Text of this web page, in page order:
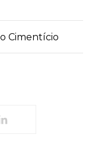
Cimentício